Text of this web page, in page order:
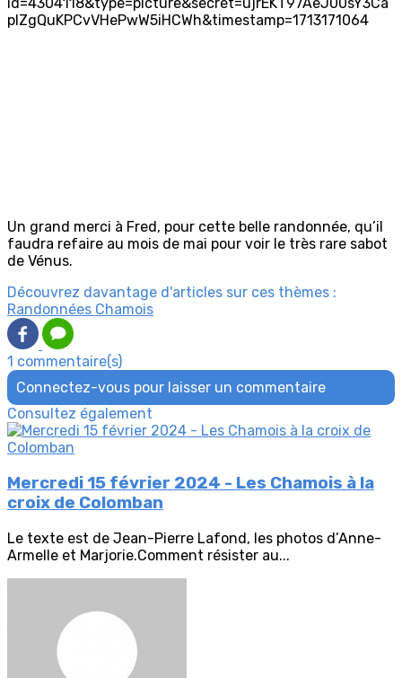
Un grand merci à Fred, pour cette belle randonnée, qu’il
faudra refaire au mois de mai pour voir le très rare sabot
de Vénus.
Découvrez davantage d'articles sur ces thèmes :
Randonnées Chamois
1 commentaire(s)
Connectez-vous pour laisser un commentaire
Consultez également
Mercredi 15 février 2024 - Les Chamois à la
croix de Colomban
Le texte est de Jean-Pierre Lafond, les photos d’Anne-
Armelle et Marjorie.Comment résister au...